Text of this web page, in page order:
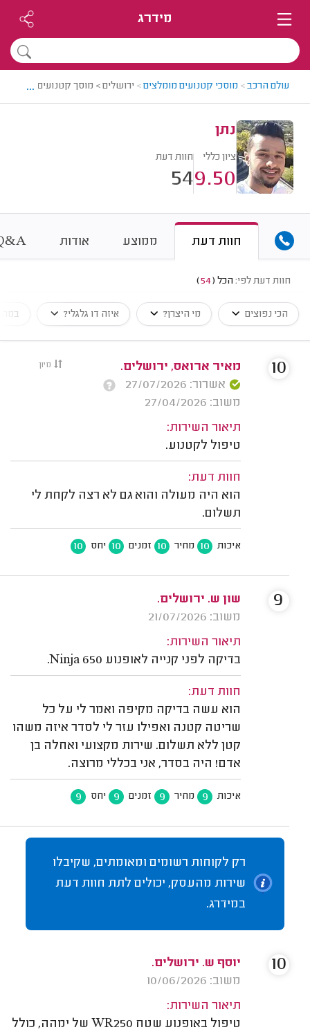
מידרג
עולם הרכב> מוסכי קטנועים מומלצים> ירושלים > מוסך קטנועים מומלץ -
...
נתן
ציון כללי
9.50
חוות דעת
54
חוות דעת ממוצע אודות &A
חוות דעת לפי: הכל (
54
)
הכי נפוצים מי היצרן? איזה דו גלגלי? במה
מיון
מאיר ארואס, ירושלים.
אשרור: 27/07/2026
משוב: 27/04/2026
תיאור השירות:
טיפול לקטנוע.
חוות דעת:
הוא היה מעולה והוא גם לא רצה לקחת לי
תשלום.
איכות 10 מחיר 10 זמנים 10 יחס 10
10
שון ש. ירושלים.
משוב: 21/07/2026
תיאור השירות:
בדיקה לפני קנייה לאופנוע Ninja 650.
חוות דעת:
הוא עשה בדיקה מקיפה ואמר לי על כל
שריטה קטנה ואפילו עזר לי לסדר איזה משהו
קטן ללא תשלום. שירות מקצועי ואחלה בן
אדם! היה בסדר, אני בכללי מרוצה.
איכות 9 מחיר 9 זמנים 9 יחס 9
9
רק לקוחות רשומים ומאומתים, שקיבלו
שירות מהעסק, יכולים לתת חוות דעת
במידרג.
יוסף ש. ירושלים.
משוב: 10/06/2026
תיאור השירות:
טיפול באופנוע שטח WR250 של ימהה, כולל
10